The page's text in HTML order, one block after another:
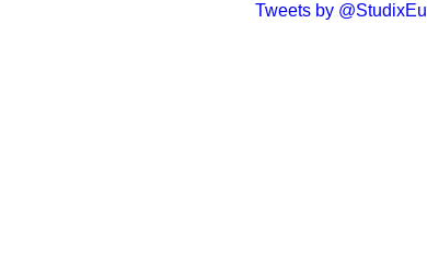
Tweets by @StudixEu